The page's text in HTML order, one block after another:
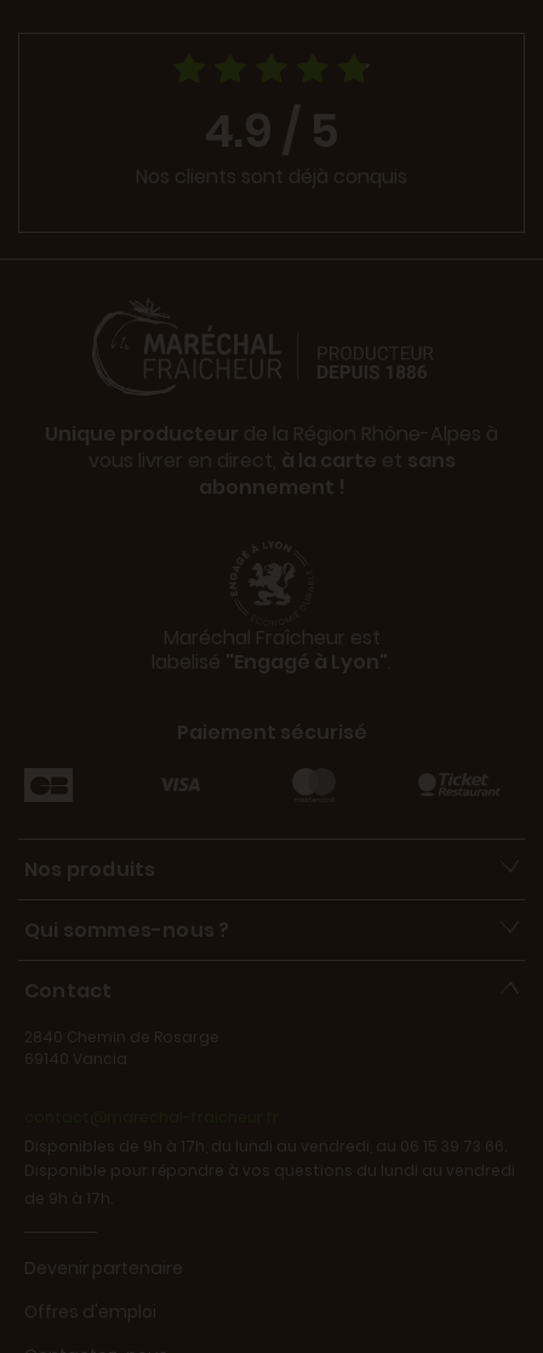
4.9 / 5
Nos clients sont déjà conquis
Unique producteur de la Région Rhône-Alpes à
vous livrer en direct, à la carte et sans
abonnement !
Maréchal Fraîcheur est
labelisé "Engagé à Lyon".
Paiement sécurisé
Nos produits
Qui sommes-nous ?
Contact
2840 Chemin de Rosarge
69140 Vancia
Disponibles de 9h à 17h, du lundi au vendredi, au 06 15 39 73 66.
Disponible pour répondre à vos questions du lundi au vendredi
de 9h à 17h.
Devenir partenaire
Offres d'emploi